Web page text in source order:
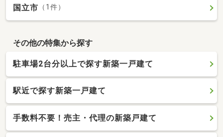
国立市 （1件）
その他の特集から探す
駐車場2台分以上で探す新築一戸建て
駅近で探す新築一戸建て
手数料不要！売主・代理の新築戸建て